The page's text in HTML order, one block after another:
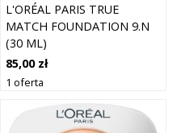
L'ORÉAL PARIS TRUE
MATCH FOUNDATION 9.N
(30 ML)
85,00 zł
1 oferta